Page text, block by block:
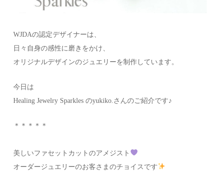
WJDAの認定デザイナーは、
日々自身の感性に磨きをかけ、
オリジナルデザインのジュエリーを制作しています。
今日は
Healing Jewelry Sparkles のyukiko.さんのご紹介です♪
＊＊＊＊＊⁡
美しいファセットカットのアメジスト
オーダージュエリーのお客さまのチョイスです